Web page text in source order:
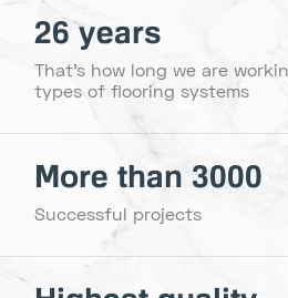
26 years
That's how long we are
types of flooring systems
More than 3000
Successful projects